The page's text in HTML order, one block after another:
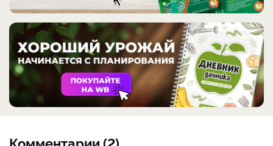
Комментарии (2)